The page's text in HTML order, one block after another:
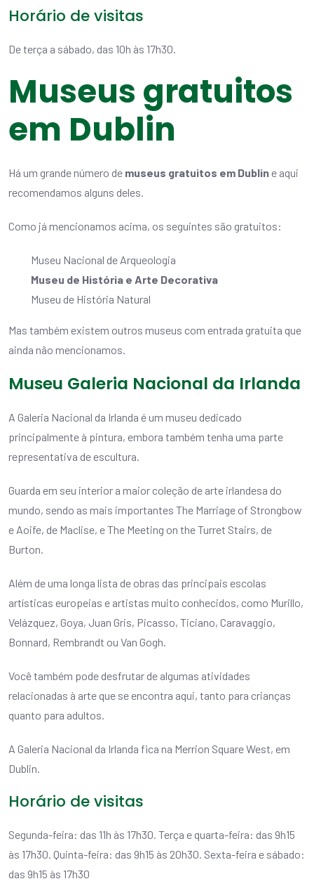
Horário de visitas
De terça a sábado, das 10h às 17h30.
Museus gratuitos
em Dublin
Há um grande número de museus gratuitos em Dubline aqui
recomendamos alguns deles.
Como já mencionamos acima, os seguintes são gratuitos:
Museu Nacional de Arqueologia
Museu de História e Arte Decorativa
Museu de História Natural
Mas também existem outros museus com entrada gratuita que
ainda não mencionamos.
Museu Galeria Nacional da Irlanda
A Galeria Nacional da Irlanda é um museu dedicado
principalmente à pintura, embora também tenha uma parte
representativa de escultura.
Guarda em seu interior a maior coleção de arte irlandesa do
mundo, sendo as mais importantes The Marriage of Strongbow
e Aoife, de Maclise, e The Meeting on the Turret Stairs, de
Burton.
Além de uma longa lista de obras das principais escolas
artísticas europeias e artistas muito conhecidos, como Murillo,
Velázquez, Goya, Juan Gris, Picasso, Ticiano, Caravaggio,
Bonnard, Rembrandt ou Van Gogh.
Você também pode desfrutar de algumas atividades
relacionadas à arte que se encontra aqui, tanto para crianças
quanto para adultos.
A Galeria Nacional da Irlanda fica na Merrion Square West, em
Dublin.
Horário de visitas
Segunda-feira: das 11h às 17h30. Terça e quarta-feira: das 9h15
às 17h30. Quinta-feira: das 9h15 às 20h30. Sexta-feira e sábado:
das 9h15 às 17h30